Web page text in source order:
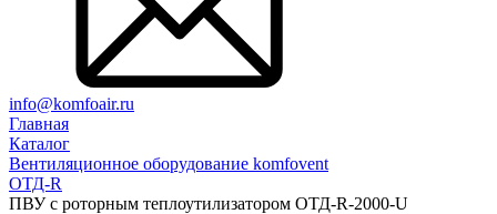
info@komfoair.ru
Главная
Каталог
Вентиляционное оборудование komfovent
ОТД-R
ПВУ c роторным теплоутилизатором ОТД-R-2000-U